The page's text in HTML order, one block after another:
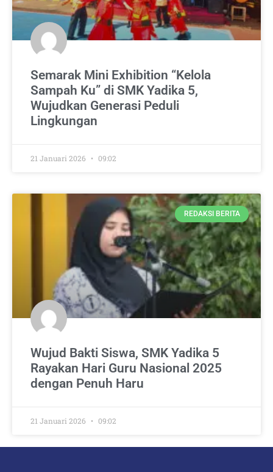
Semarak Mini Exhibition “Kelola
Sampah Ku” di SMK Yadika 5,
Wujudkan Generasi Peduli
Lingkungan
21 Januari 2026 09:02
REDAKSI BERITA
Wujud Bakti Siswa, SMK Yadika 5
Rayakan Hari Guru Nasional 2025
dengan Penuh Haru
21 Januari 2026 09:02